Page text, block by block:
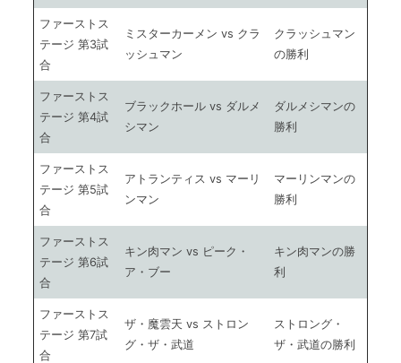
ファーストス
テージ 第3試
合
ミスターカーメン vs クラ
ッシュマン
クラッシュマン
の勝利
ファーストス
テージ 第4試
合
ブラックホール vs ダルメ
シマン
ダルメシマンの
勝利
ファーストス
テージ 第5試
合
アトランティス vs マーリ
ンマン
マーリンマンの
勝利
ファーストス
テージ 第6試
合
キン肉マン vs ピーク・
ア・ブー
キン肉マンの勝
利
ファーストス
テージ 第7試
合
ザ・魔雲天 vs ストロン
グ・ザ・武道
ストロング・
ザ・武道の勝利